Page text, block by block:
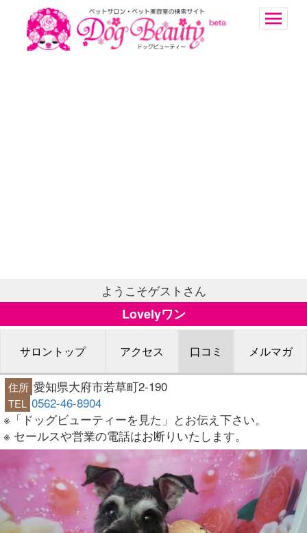
ようこそゲストさん
Lovelyワン
サロントップ アクセス 口コミ メルマガ
住所 愛知県大府市若草町2-190
TEL 0562-46-8904
※「ドッグビューティーを見た」とお伝え下さい。
※ セールスや営業の電話はお断りいたします。